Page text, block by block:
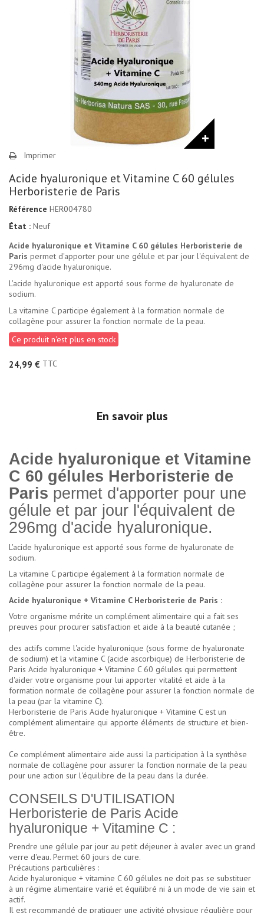
Imprimer
Acide hyaluronique et Vitamine C 60 gélules
Herboristerie de Paris
Référence HER004780
État : Neuf
Acide hyaluronique et Vitamine C 60 gélules Herboristerie de
Paris permet d'apporter pour une gélule et par jour l'équivalent de
296mg d'acide hyaluronique.
L'acide hyaluronique est apporté sous forme de hyaluronate de
sodium.
La vitamine C participe également à la formation normale de
collagène pour assurer la fonction normale de la peau.
Ce produit n'est plus en stock
24,99 € TTC
En savoir plus
Acide hyaluronique et Vitamine
C 60 gélules Herboristerie de
Paris permet d'apporter pour une
gélule et par jour l'équivalent de
296mg d'acide hyaluronique.
L'acide hyaluronique est apporté sous forme de hyaluronate de
sodium.
La vitamine C participe également à la formation normale de
collagène pour assurer la fonction normale de la peau.
Acide hyaluronique + Vitamine C Herboristerie de Paris :
Votre organisme mérite un complément alimentaire qui a fait ses
preuves pour procurer satisfaction et aide à la beauté cutanée ;
des actifs comme l'acide hyaluronique (sous forme de hyaluronate
de sodium) et la vitamine C (acide ascorbique) de Herboristerie de
Paris Acide hyaluronique + Vitamine C 60 gélules qui permettent
d'aider votre organisme pour lui apporter vitalité et aide à la
formation normale de collagène pour assurer la fonction normale de
la peau (par la vitamine C).
Herboristerie de Paris Acide hyaluronique + Vitamine C est un
complément alimentaire qui apporte éléments de structure et bien-
être.
Ce complément alimentaire aide aussi la participation à la synthèse
normale de collagène pour assurer la fonction normale de la peau
pour une action sur l'équilibre de la peau dans la durée.
CONSEILS D'UTILISATION
Herboristerie de Paris Acide
hyaluronique + Vitamine C :
Prendre une gélule par jour au petit déjeuner à avaler avec un grand
verre d'eau. Permet 60 jours de cure.
Précautions particulières :
Acide hyaluronique + vitamine C 60 gélules ne doit pas se substituer
à un régime alimentaire varié et équilibré ni à un mode de vie sain et
actif.
Il est recommandé de pratiquer une activité physique régulière pour